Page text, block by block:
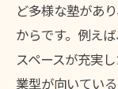
ど多様な塾があ
からです。例え
スペースが充実
業型が向いている